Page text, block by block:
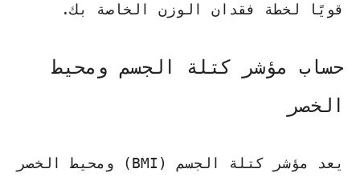
قويًا لخطة فقدان الوزن الخاصة بك.
حساب مؤشر كتلة الجسم ومحيط
الخصر
يعد مؤشر كتلة الجسم
(BMI) ومحيط الخصر